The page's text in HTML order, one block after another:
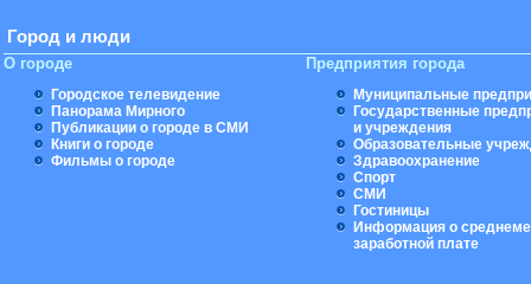
Город и люди
О городе
Городское телевидение
Панорама Мирного
Публикации о городе в СМИ
Книги о городе
Фильмы о городе
Предприятия города
Муниципальные
Государственные
и учреждения
Образовательные
Здравоохранение
Спорт
СМИ
Гостиницы
Информация о
заработной плате